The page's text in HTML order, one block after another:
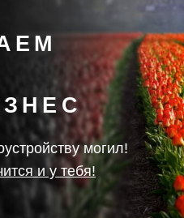
могил!
и у тебя!